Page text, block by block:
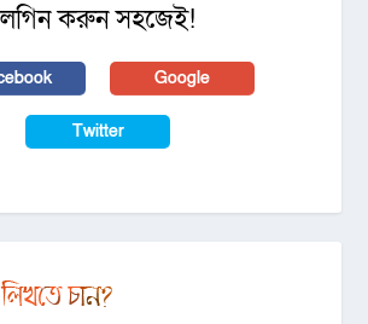
লগিন করুন সহজেই!
Google
Twitter